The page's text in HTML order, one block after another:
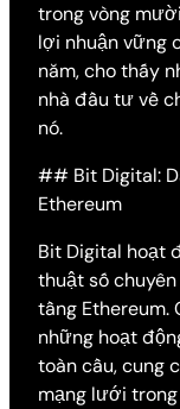
trong vòng
lợi nhuận vững
năm, cho thấy
nhà đầu tư về
nó.
## Bit Digital:
Ethereum
Bit Digital hoạt
thuật số
tầng Ethereum.
những hoạt
toàn cầu, cung
mạng lưới